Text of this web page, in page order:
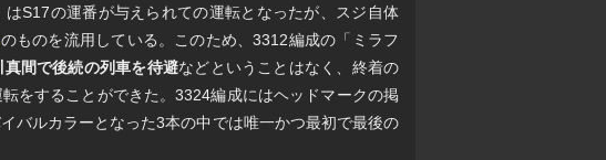
S17の運番が与えられての運転となったが、スジ自体
のものを流用している。このため、3312編成の「ミラフ
間で後続の列車を待避などということはなく、終着の
をすることができた。3324編成にはヘッドマークの掲
バルカラーとなった3本の中では唯一かつ最初で最後の